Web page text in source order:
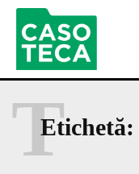
Etichetă:
T